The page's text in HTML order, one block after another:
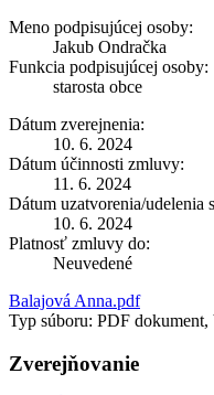
Meno podpisujúcej osoby:
Jakub Ondračka
Funkcia podpisujúcej osoby:
starosta obce
Dátum zverejnenia:
10. 6. 2024
Dátum účinnosti zmluvy:
11. 6. 2024
Dátum uzatvorenia/udelenia
10. 6. 2024
Platnosť zmluvy do:
Neuvedené
Balajová Anna.pdf
Typ súboru: PDF
Zverejňovanie